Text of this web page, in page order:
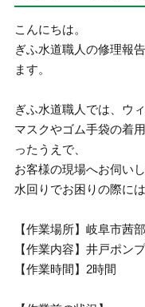
こんにちは。
ぎふ水道職人の修理報
ます。
ぎふ水道職人では、ウ
マスクやゴム手袋の着
ったうえで、
お客様の現場へお伺い
水回りでお困りの際に
【作業場所】岐阜市茜
【作業内容】井戸ポン
【作業時間】2時間